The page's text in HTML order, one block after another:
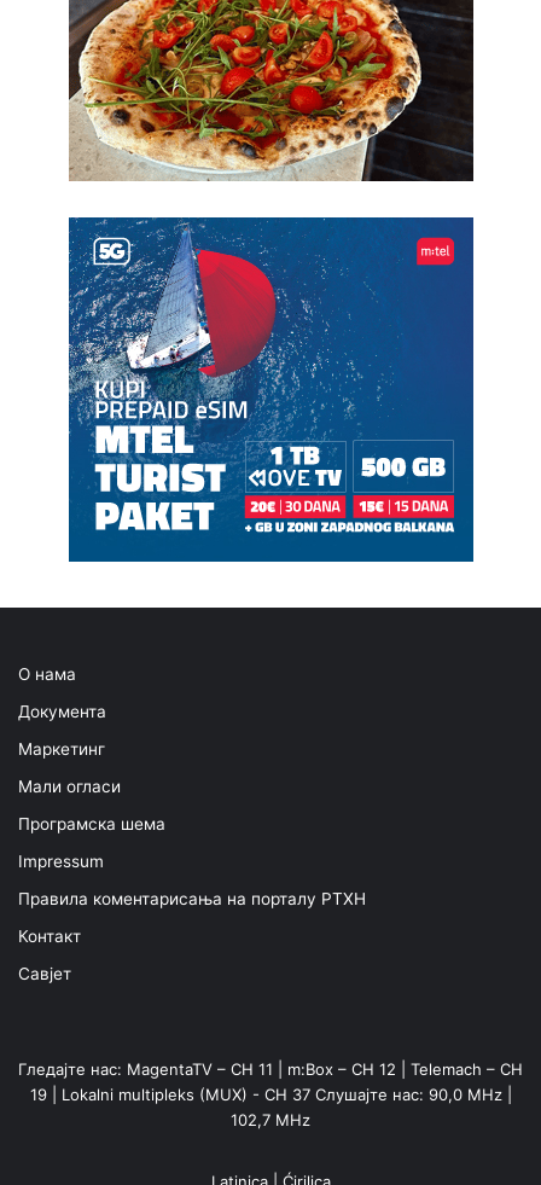
О нама
Документа
Маркетинг
Мали огласи
Програмска шема
Impressum
Правила коментарисања на порталу РТХН
Контакт
Савјет
Гледајте нас: MagentaTV – CH 11 | m:Box – CH 12 | Telemach – CH
19 | Lokalni multipleks (MUX) - CH 37 Слушајте нас: 90,0 MHz |
102,7 MHz